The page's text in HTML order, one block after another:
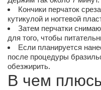
Кончики перчаток
кутикулой и ногтевой
Затем перчатки
для того, чтобы
Если планируется
после процедуры
обезжирить.
В чем